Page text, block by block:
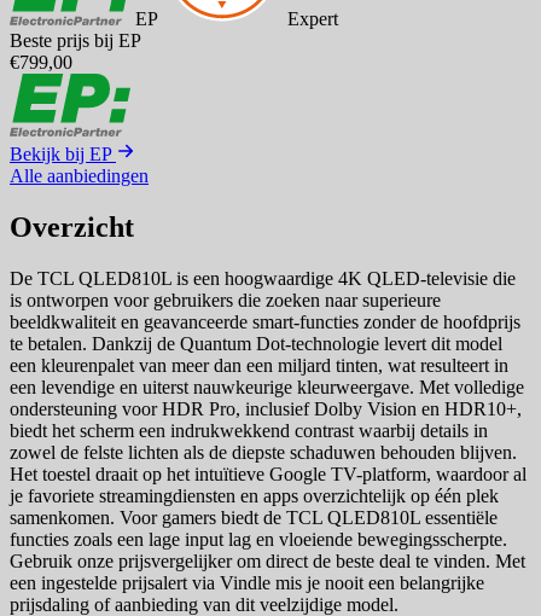
EP
Expert
Beste prijs bij EP
€799,00
Bekijk bij EP
Alle aanbiedingen
Overzicht
De TCL QLED810L is een hoogwaardige 4K QLED-televisie die
is ontworpen voor gebruikers die zoeken naar superieure
beeldkwaliteit en geavanceerde smart-functies zonder de hoofdprijs
te betalen. Dankzij de Quantum Dot-technologie levert dit model
een kleurenpalet van meer dan een miljard tinten, wat resulteert in
een levendige en uiterst nauwkeurige kleurweergave. Met volledige
ondersteuning voor HDR Pro, inclusief Dolby Vision en HDR10+,
biedt het scherm een indrukwekkend contrast waarbij details in
zowel de felste lichten als de diepste schaduwen behouden blijven.
Het toestel draait op het intuïtieve Google TV-platform, waardoor al
je favoriete streamingdiensten en apps overzichtelijk op één plek
samenkomen. Voor gamers biedt de TCL QLED810L essentiële
functies zoals een lage input lag en vloeiende bewegingsscherpte.
Gebruik onze prijsvergelijker om direct de beste deal te vinden. Met
een ingestelde prijsalert via Vindle mis je nooit een belangrijke
prijsdaling of aanbieding van dit veelzijdige model.